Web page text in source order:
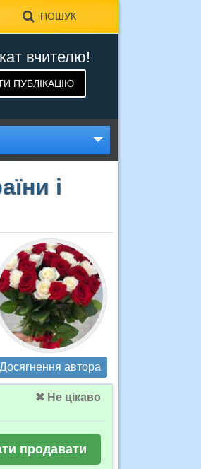
ПОШУК
вчителю!
ПУБЛІКАЦІЮ
і
Досягнення автора
✖ Не цікаво
продавати